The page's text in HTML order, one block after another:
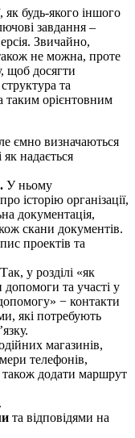
як будь-якого іншого
завдання –
Звичайно,
не можна, проте
щоб досягти
та
таким орієнтовним
ємно визначаються
надається
У ньому
історію організації,
документація,
скани документів.
проектів та
у розділі «як
та участі у
− контакти
які потребують
магазинів,
телефонів,
додати маршрут
та відповідями на